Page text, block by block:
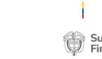
Saltar al contenido principal